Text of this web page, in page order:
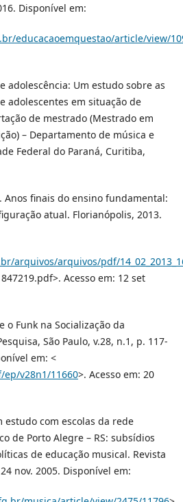
Disponível em:
educacaoemquestao/article/view/
adolescência: Um estudo sobre as
adolescentes em situação de
de mestrado (Mestrado em
– Departamento de música e
Federal do Paraná, Curitiba,
Anos finais do ensino fundamental:
atual. Florianópolis, 2013.
arquivos/arquivos/pdf/
Acesso em: 12 set
o Funk na Socialização da
São Paulo, v.28, n.1, p. 117-
em: <
v28n1/11660>. Acesso em: 20
estudo com escolas da rede
de Porto Alegre – RS: subsídios
de educação musical. Revista
nov. 2005. Disponível em: